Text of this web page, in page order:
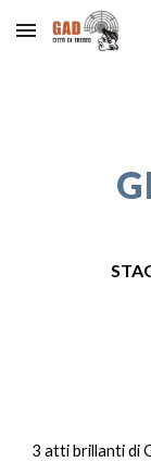
Skip to main
3 atti brillanti di